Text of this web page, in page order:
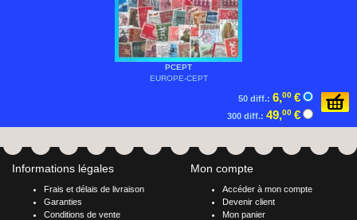
PCEPT
EUROPE-CEPT
50 diff.: 6,00 €
300 diff.: 49,00 €
Informations légales
Frais et délais de livraison
Garanties
Conditions de vente
Mon compte
Accéder à mon compte
Devenir client
Mon panier